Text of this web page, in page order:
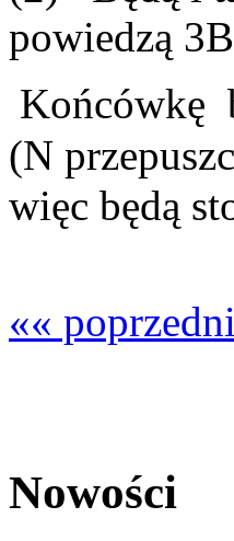
powiedzą
Końcówkę
(N
więc będą
««
Nowości